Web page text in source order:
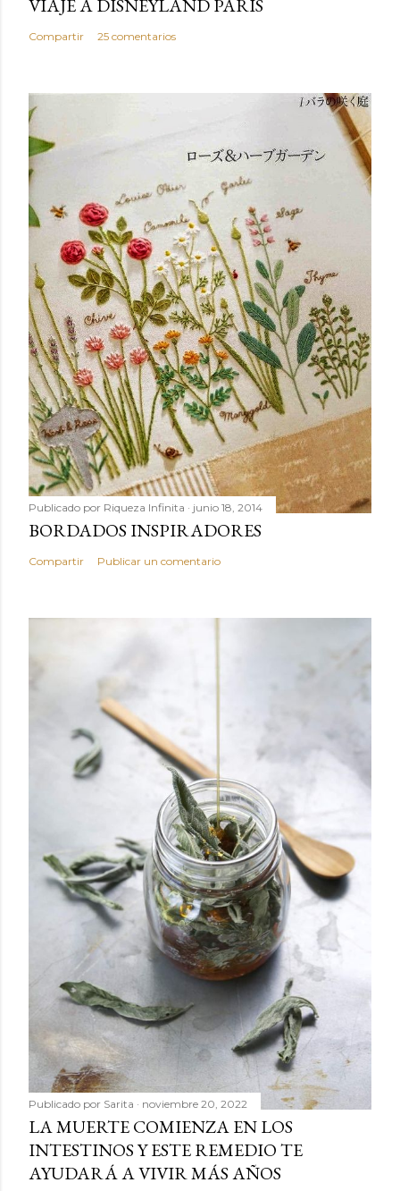
VIAJE A DISNEYLAND PARÍS
Compartir 25 comentarios
Publicado por Riqueza Infinita junio 18, 2014
BORDADOS INSPIRADORES
Compartir Publicar un comentario
Publicado por Sarita noviembre 20, 2022
LA MUERTE COMIENZA EN LOS
INTESTINOS Y ESTE REMEDIO TE
AYUDARÁ A VIVIR MÁS AÑOS